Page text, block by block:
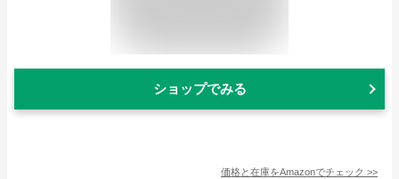
ショップでみる
価格と在庫をAmazonでチェック >>